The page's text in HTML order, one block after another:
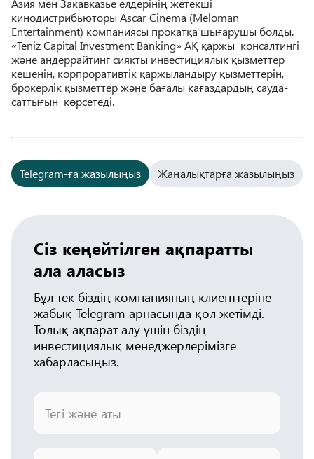
Азия мен Закавказье елдерінің жетекші
кинодистрибьюторы Ascar Cinema (Meloman
Entertainment) компаниясы прокатқа шығарушы болды.
«Teniz Capital Investment Banking» АҚ қаржы консалтингі
және андеррайтинг сияқты инвестициялық қызметтер
кешенін, корпроративтік қаржыландыру қызметтерін,
брокерлік қызметтер және бағалы қағаздардың сауда-
саттығын көрсетеді.
Telegram-ға жазылыңыз Жаңалықтарға жазылыңыз
Сіз кеңейтілген ақпаратты
ала аласыз
Бұл тек біздің компанияның клиенттеріне
жабық Telegram арнасында қол жетімді.
Толық ақпарат алу үшін біздің
инвестициялық менеджерлерімізге
хабарласыңыз.
Тегі және аты